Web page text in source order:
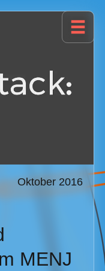
Oktober 2016
MENJ